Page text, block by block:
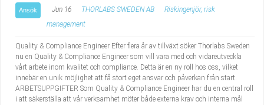
Ansök Jun 16 THORLABS SWEDEN AB
Riskingenjör, risk
management
Quality & Compliance Engineer Efter flera år av tillväxt söker Thorlabs Sweden
nu en Quality & Compliance Engineer som vill vara med och vidareutveckla
vårt arbete inom kvalitet och compliance. Detta är en ny roll hos oss, vilket
innebär en unik möjlighet att få stort eget ansvar och påverkan från start.
ARBETSUPPGIFTER Som Quality & Compliance Engineer har du en central roll
i att säkerställa att vår verksamhet möter både externa krav och interna mål